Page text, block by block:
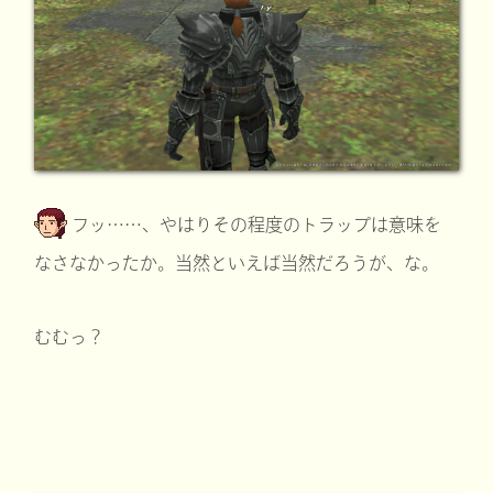
フッ……、やはりその程度のトラップは意味を
なさなかったか。当然といえば当然だろうが、な。
むむっ？